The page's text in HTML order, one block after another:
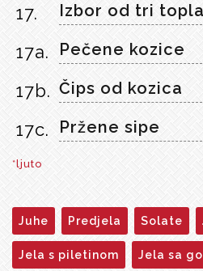
17. Izbor od tri
17a. Pečene kozice
17b. Čips od kozica
17c. Pržene sipe
*ljuto
Juhe Predjela Solate
Jela s piletinom Jela sa